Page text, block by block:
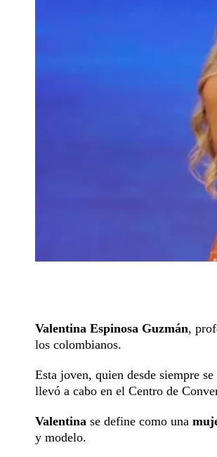
Valentina Espinosa Guzmán,
los colombianos.
Esta joven, quien desde siempre
llevó a cabo en el Centro de
Valentina se define como una
y modelo.